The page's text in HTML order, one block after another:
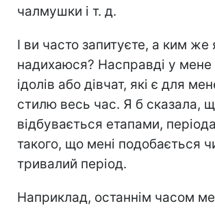
чалмушки і т. д.
І ви часто запитуєте, а ким же
надихаюся? Насправді у
ідолів або дівчат, які є для
стилю весь час. Я б сказала,
відбувається етапами,
такого, що мені подобається
тривалий період.
Наприклад, останнім часом